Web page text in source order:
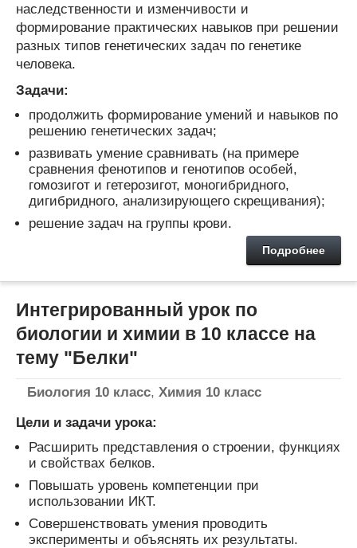
наследственности и изменчивости и
формирование практических навыков при решении
разных типов генетических задач по генетике
человека.
Задачи:
продолжить формирование умений и навыков по
решению генетических задач;
развивать умение сравнивать (на примере
сравнения фенотипов и генотипов особей,
гомозигот и гетерозигот, моногибридного,
дигибридного, анализирующего скрещивания);
решение задач на группы крови.
Подробнее
Интегрированный урок по
биологии и химии в 10 классе на
тему "Белки"
Биология 10 класс, Химия 10 класс
Цели и задачи урока:
Расширить представления о строении, функциях
и свойствах белков.
Повышать уровень компетенции при
использовании ИКТ.
Совершенствовать умения проводить
эксперименты и объяснять их результаты.